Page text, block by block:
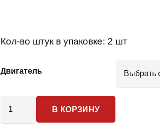
Кол-во штук в упаковке: 2 шт
Двигатель
В КОРЗИНУ